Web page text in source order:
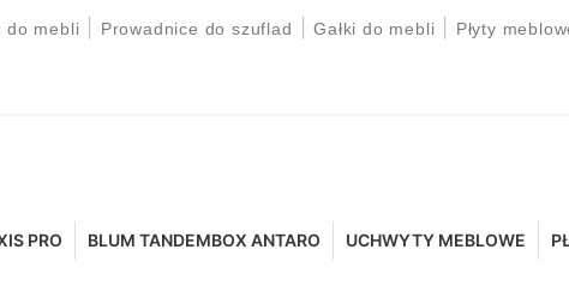
do mebli Prowadnice do szuflad |Gałki do mebli Płyty
PRO BLUM TANDEMBOX ANTARO UCHWYTY MEBLOWE